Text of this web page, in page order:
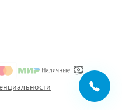
г.